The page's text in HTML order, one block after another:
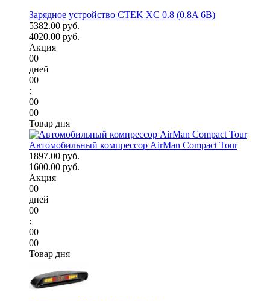
Зарядное устройство CTEK XC 0.8 (0,8A 6В)
5382.00 руб.
4020.00 руб.
Акция
00
дней
00
:
00
00
Товар дня
Автомобильный компрессор AirMan Compact Tour
1897.00 руб.
1600.00 руб.
Акция
00
дней
00
:
00
00
Товар дня